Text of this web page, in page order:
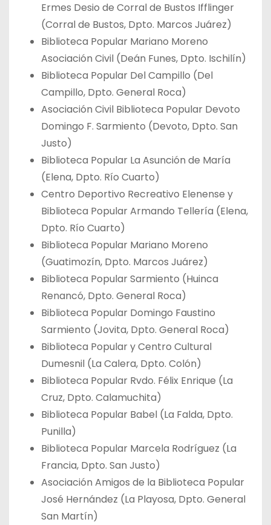
Ermes Desio de Corral de Bustos Ifflinger
(Corral de Bustos, Dpto. Marcos Juárez)
Biblioteca Popular Mariano Moreno
Asociación Civil (Deán Funes, Dpto. Ischilín)
Biblioteca Popular Del Campillo (Del
Campillo, Dpto. General Roca)
Asociación Civil Biblioteca Popular Devoto
Domingo F. Sarmiento (Devoto, Dpto. San
Justo)
Biblioteca Popular La Asunción de María
(Elena, Dpto. Río Cuarto)
Centro Deportivo Recreativo Elenense y
Biblioteca Popular Armando Tellería (Elena,
Dpto. Río Cuarto)
Biblioteca Popular Mariano Moreno
(Guatimozín, Dpto. Marcos Juárez)
Biblioteca Popular Sarmiento (Huinca
Renancó, Dpto. General Roca)
Biblioteca Popular Domingo Faustino
Sarmiento (Jovita, Dpto. General Roca)
Biblioteca Popular y Centro Cultural
Dumesnil (La Calera, Dpto. Colón)
Biblioteca Popular Rvdo. Félix Enrique (La
Cruz, Dpto. Calamuchita)
Biblioteca Popular Babel (La Falda, Dpto.
Punilla)
Biblioteca Popular Marcela Rodríguez (La
Francia, Dpto. San Justo)
Asociación Amigos de la Biblioteca Popular
José Hernández (La Playosa, Dpto. General
San Martín)